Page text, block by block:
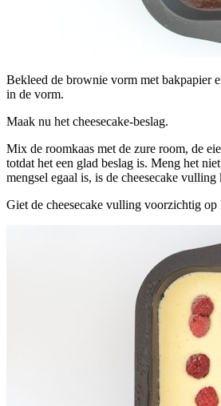
Bekleed de brownie vorm met bakpapier
in de vorm.
Maak nu het cheesecake-beslag.
Mix de roomkaas met de zure room, de
totdat het een glad beslag is. Meng het
mengsel egaal is, is de cheesecake vulling
Giet de cheesecake vulling voorzichtig op